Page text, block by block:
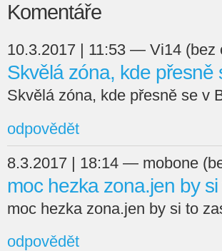
Komentáře
10.3.2017 | 11:53 — Vi14 (bez
Skvělá zóna, kde přesně
Skvělá zóna, kde přesně se v
odpovědět
8.3.2017 | 18:14 — mobone
moc hezka zona.jen by si
moc hezka zona.jen by si to
odpovědět